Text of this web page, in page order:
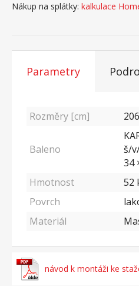
Nákup na splátky: kalkulace
Parametry
Rozměry [cm]
Baleno
š/
34
Hmotnost
52
Povrch
Materiál
návod k montáži ke